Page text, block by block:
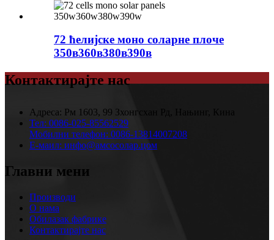
72 ћелијске моно соларне плоче
350в360в380в390в
Контактирајте нас
Адреса: Рм 1603, 99 Зхонгсхан Рд, Нањинг, Кина
Тел: 0086-025-85562529
Мобилни телефон: 0086-13814007208
Е-маил: инфо@амсосолар.цом
Главни мени
Производи
О нама
Обилазак фабрике
Контактирајте нас